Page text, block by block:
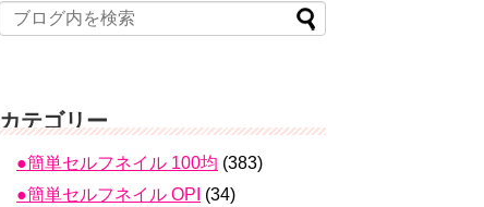
カテゴリー
●簡単セルフネイル 100均 (383)
●簡単セルフネイル OPI (34)